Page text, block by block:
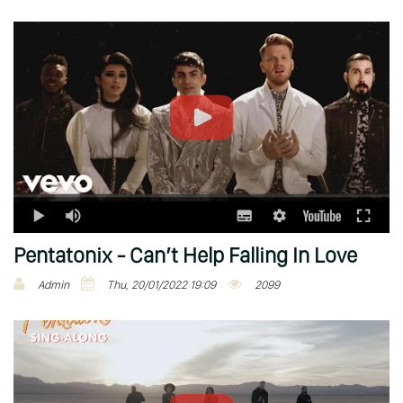
Pentatonix - Can’t Help Falling In Love
Admin Thu, 20/01/2022 19:09 2099